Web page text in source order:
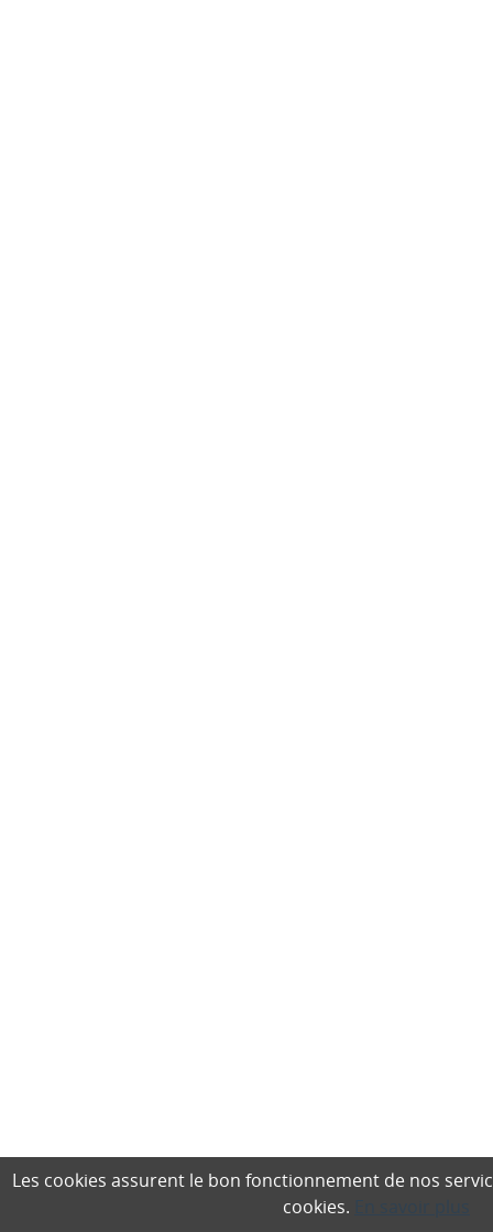
Les cookies assurent le bon fonctionnement de nos
cookies.